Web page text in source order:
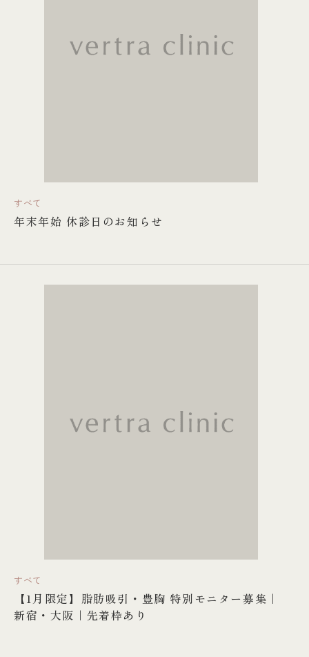
すべて
年末年始 休診日のお知らせ
すべて
【1月限定】脂肪吸引・豊胸 特別モニター募集｜
新宿・大阪｜先着枠あり